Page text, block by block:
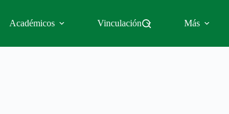
Académicos Vinculación Más